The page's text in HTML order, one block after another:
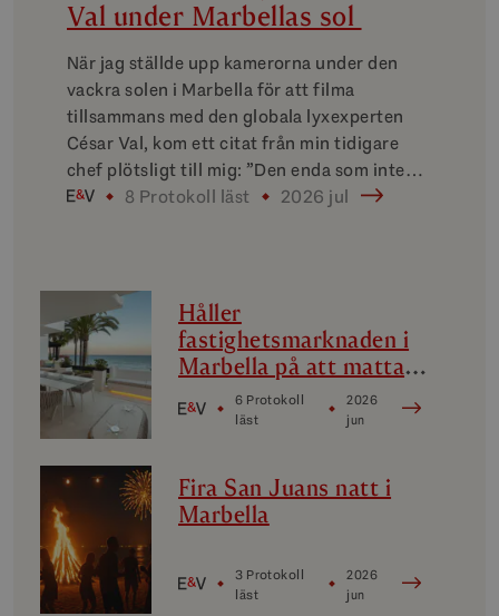
Val under Marbellas sol
När jag ställde upp kamerorna under den
vackra solen i Marbella för att filma
tillsammans med den globala lyxexperten
César Val, kom ett citat från min tidigare
chef plötsligt till mig: ”Den enda som inte…
8 Protokoll läst
2026 jul
Håller
fastighetsmarknaden i
Marbella på att mattas
av? En analys av
Marbellas lyxiga
6 Protokoll
läst
2026
jun
Fira San Juans natt i
Marbella
3 Protokoll
läst
2026
jun